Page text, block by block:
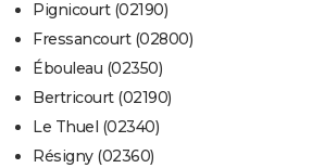
Pignicourt (02190)
Fressancourt (02800)
Ébouleau (02350)
Bertricourt (02190)
Le Thuel (02340)
Résigny (02360)